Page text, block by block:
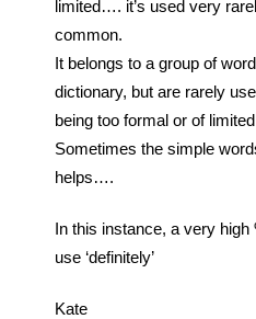
limited…. it’s used very
common.
It belongs to a group of
dictionary, but are rarely
being too formal or of
Sometimes the simple
helps….
In this instance, a very
use ‘definitely’
Kate